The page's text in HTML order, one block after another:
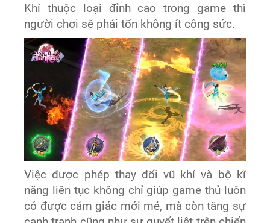
Khí thuộc loại đỉnh cao trong game thì
người chơi sẽ phải tốn không ít công sức.
Việc được phép thay đổi vũ khí và bộ kĩ
năng liên tục không chỉ giúp game thủ luôn
có được cảm giác mới mẻ, mà còn tăng sự